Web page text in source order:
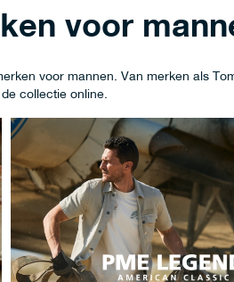
voor
voor mannen. Van merken als
collectie online.